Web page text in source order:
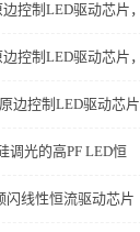
控制LED驱动芯片，
控制LED驱动芯片，
边控制LED驱动芯片
调光的高PF LED恒
闪线性恒流驱动芯片